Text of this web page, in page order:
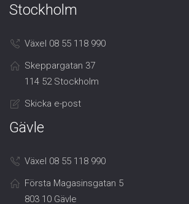
Stockholm
Växel 08 55 118 990
Skeppargatan 37
114 52 Stockholm
Skicka e-post
Gävle
Växel 08 55 118 990
Första Magasinsgatan 5
803 10 Gävle